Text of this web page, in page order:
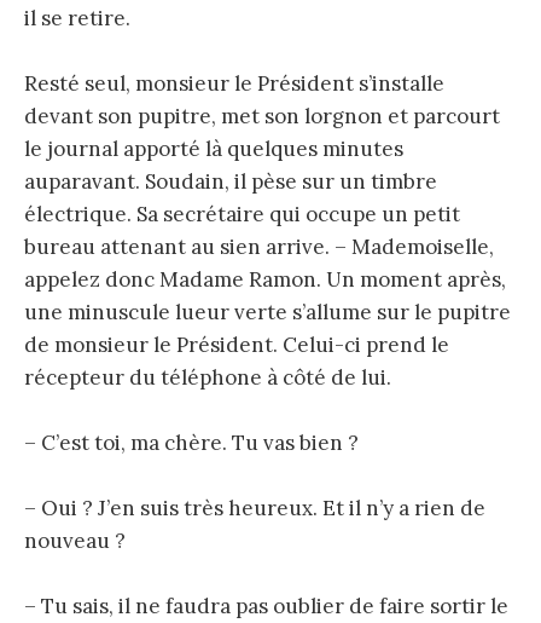
il se retire.
Resté seul, monsieur le Président s’installe
devant son pupitre, met son lorgnon et parcourt
le journal apporté là quelques minutes
auparavant. Soudain, il pèse sur un timbre
électrique. Sa secrétaire qui occupe un petit
bureau attenant au sien arrive. – Mademoiselle,
appelez donc Madame Ramon. Un moment après,
une minuscule lueur verte s’allume sur le pupitre
de monsieur le Président. Celui-ci prend le
récepteur du téléphone à côté de lui.
– C’est toi, ma chère. Tu vas bien ?
– Oui ? J’en suis très heureux. Et il n’y a rien de
nouveau ?
– Tu sais, il ne faudra pas oublier de faire sortir le